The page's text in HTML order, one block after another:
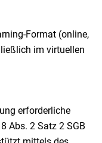
Format (online,
im virtuellen
erforderliche
Abs. 2 Satz 2 SGB